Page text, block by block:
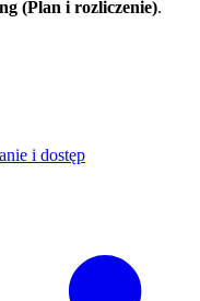
(Plan i rozliczenie).
i dostęp